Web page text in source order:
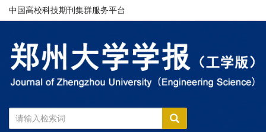
中国高校科技期刊集群服务平台